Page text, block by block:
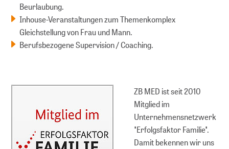
Beurlaubung.
Inhouse-Veranstaltungen zum Themenkomplex
Gleichstellung von Frau und Mann.
Berufsbezogene Supervision / Coaching.
ZB MED ist seit 2010
Mitglied im
Unternehmensnetzwerk
"Erfolgsfaktor Familie".
Damit bekennen wir uns